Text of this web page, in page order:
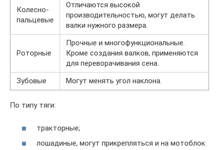
Колесно-
пальцевые
Отличаются высокой
производительностью, могут делать
валки нужного размера.
Роторные
Прочные и многофункциональные.
Кроме создания валков, применяются
для переворачивания сена.
Зубовые
Могут менять угол наклона.
По типу тяги:
тракторные;
лошадиные, могут прикрепляться и на мотоблок.